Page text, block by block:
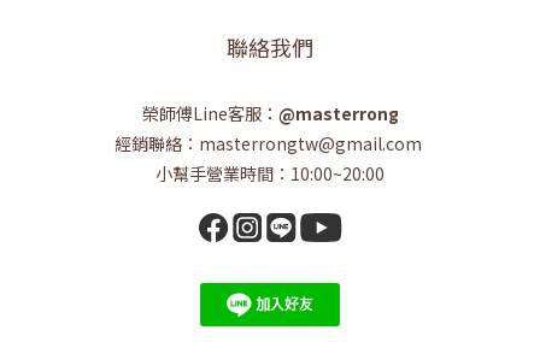
聯絡我們
榮師傅Line客服： @masterrong
經銷聯絡：masterrongtw@gmail.com
小幫手營業時間：10:00~20:00